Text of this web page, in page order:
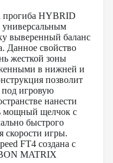
прогиба HYBRID
универсальным
выверенный баланс
Данное свойство
жесткой зоны
в нижней и
позволит
под игровую
нанести
мощный щелчок с
быстрого
скорости игры.
FT4 создана с
MATRIX